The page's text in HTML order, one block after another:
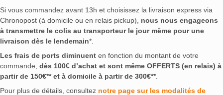
Si vous commandez avant 13h et choisissez la livraison express via
Chronopost (à domicile ou en relais pickup), nous nous engageons
à transmettre le colis au transporteur le jour même pour une
livraison dès le lendemain*.
Les frais de ports diminuent en fonction du montant de votre
commande, dès 100€ d’achat et sont même OFFERTS (en relais) à
partir de 150€** et à domicile à partir de 300€**.
Pour plus de détails, consultez notre page sur les modalités de